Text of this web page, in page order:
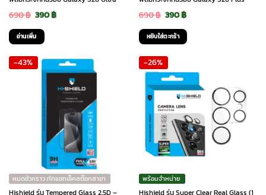
690฿ Original
price
was:
690 ฿.
390฿Current
390 ฿.
อ่านเพิ่ม
690฿ Original
price
was:
390฿Current
price
หยิบใส่ตะกร้า
-43%
หมดชั่วคราว ทักแชทเช็คสต๊อกสาขา
Hishield รุ่น Tempered Glass 2.5D –
-26%
พร้อมจำหน่าย
Hishield รุ่น Super Clear Real Glass (1